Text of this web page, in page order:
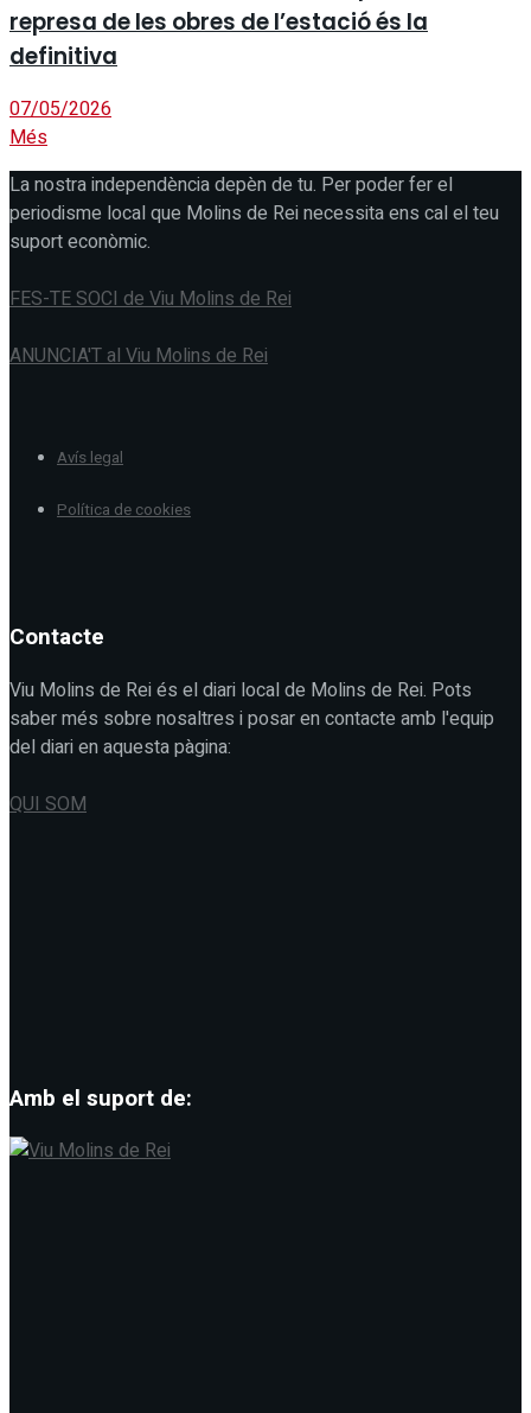
represa de les obres de l’estació és la
definitiva
07/05/2026
Més
La nostra independència depèn de tu. Per poder fer el
periodisme local que Molins de Rei necessita ens cal el teu
suport econòmic.
FES-TE SOCI de Viu Molins de Rei
ANUNCIA'T al Viu Molins de Rei
Avís legal
Política de cookies
Contacte
Viu Molins de Rei és el diari local de Molins de Rei. Pots
saber més sobre nosaltres i posar en contacte amb l'equip
del diari en aquesta pàgina:
QUI SOM
Amb el suport de: